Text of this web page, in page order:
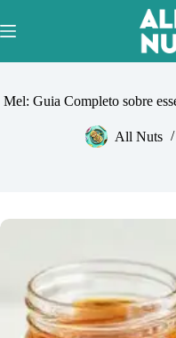
para
o
Mel: Guia Completo sobre
All Nuts